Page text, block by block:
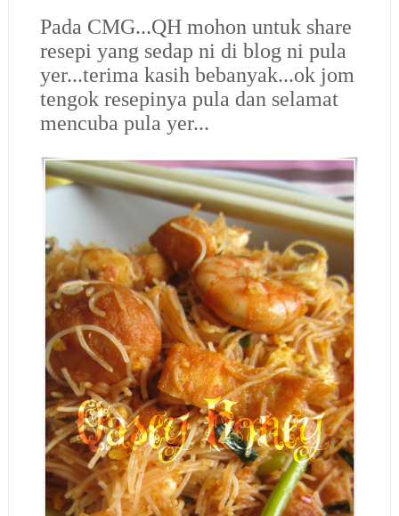
Pada CMG...QH mohon untuk share
resepi yang sedap ni di blog ni pula
yer...terima kasih bebanyak...ok jom
tengok resepinya pula dan selamat
mencuba pula yer...